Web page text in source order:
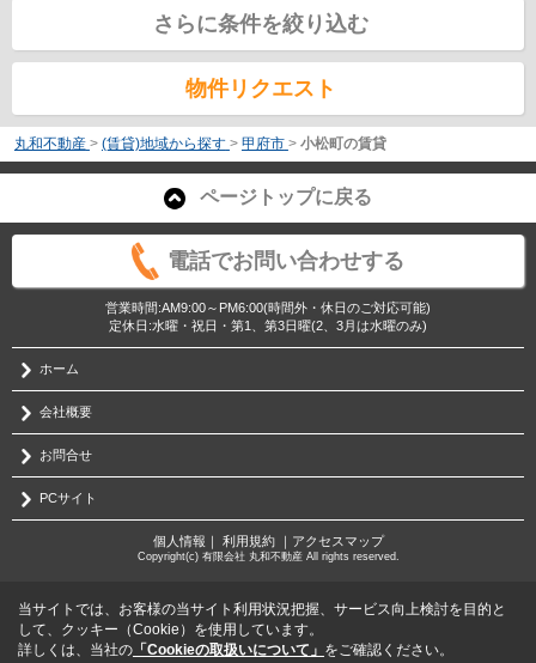
さらに条件を絞り込む
物件リクエスト
丸和不動産 > (賃貸)地域から探す > 甲府市 > 小松町の賃貸
ページトップに戻る
電話でお問い合わせする
営業時間:AM9:00～PM6:00(時間外・休日のご対応可能)
定休日:水曜・祝日・第1、第3日曜(2、3月は水曜のみ)
ホーム
会社概要
お問合せ
PCサイト
個人情報 ｜ 利用規約｜ アクセスマップ
Copyright(c) 有限会社 丸和不動産 All rights reserved.
当サイトでは、お客様の当サイト利用状況把握、サービス向上検討を目的と
して、クッキー（Cookie）を使用しています。
詳しくは、当社の 「Cookieの取扱いについて」 をご確認ください。